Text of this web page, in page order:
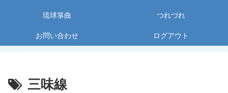
琉球箏曲 つれづれ
お問い合わせ ログアウト
三味線